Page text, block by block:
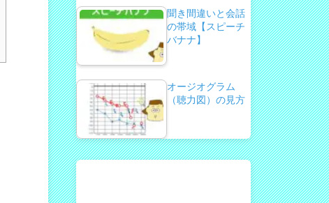
聞き間違いと会話
の帯域【スピーチ
バナナ】
オージオグラム
（聴力図）の見方